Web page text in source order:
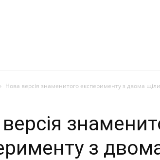
Нова версія знаменитого експерименту з двома
з